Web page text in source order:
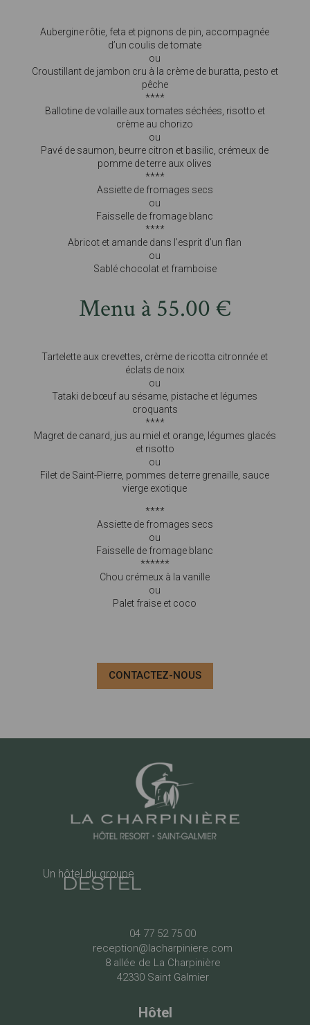
Aubergine rôtie, feta et pignons de pin, accompagnée
d’un coulis de tomate
ou
Croustillant de jambon cru à la crème de buratta, pesto et
pêche
****
Ballotine de volaille aux tomates séchées, risotto et
crème au chorizo
ou
Pavé de saumon, beurre citron et basilic, crémeux de
pomme de terre aux olives
****
Assiette de fromages secs
ou
Faisselle de fromage blanc
****
Abricot et amande dans l’esprit d’un flan
ou
Sablé chocolat et framboise
Menu à 55.00 €
Tartelette aux crevettes, crème de ricotta citronnée et
éclats de noix
ou
Tataki de bœuf au sésame, pistache et légumes
croquants
****
Magret de canard, jus au miel et orange, légumes glacés
et risotto
ou
Filet de Saint-Pierre, pommes de terre grenaille, sauce
vierge exotique
****
Assiette de fromages secs
ou
Faisselle de fromage blanc
******
Chou crémeux à la vanille
ou
Palet fraise et coco
CONTACTEZ-NOUS
Un hôtel du groupe
04 77 52 75 00
reception@lacharpiniere.com
8 allée de La Charpinière
42330 Saint Galmier
Hôtel